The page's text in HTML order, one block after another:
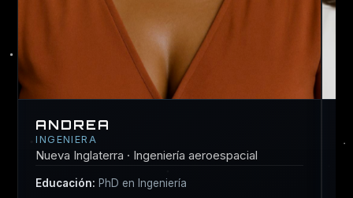
ANDREA
INGENIERA
Nueva Inglaterra · Ingeniería aeroespacial
Educación: PhD en Ingeniería